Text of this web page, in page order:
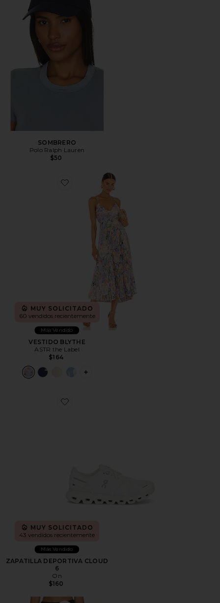
SOMBRERO
Polo Ralph Lauren
$50
Favorite VESTIDO BLYTHE
MUY SOLICITADO
60 vendidos recientemente
Más Vendido
VESTIDO BLYTHE
ASTR the Label
$164
PLUS ICON TO SEE MORE OPTIONS
Favorite ZAPATILLA DEPORTIVA CLOUD 6
MUY SOLICITADO
43 vendidos recientemente
Más Vendido
ZAPATILLA DEPORTIVA CLOUD
6
On
$160